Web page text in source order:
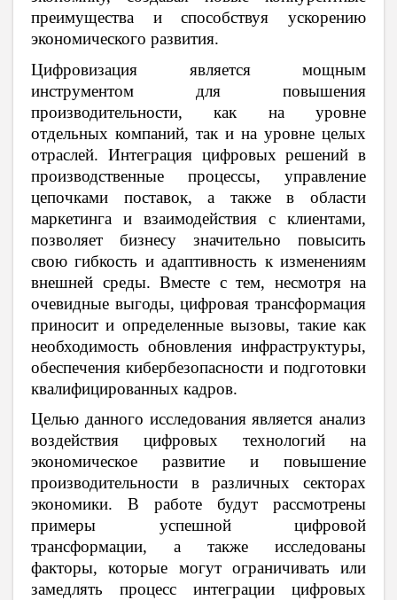
преимущества и способствуя ускорению
экономического развития.
Цифровизация является мощным
инструментом для повышения
производительности, как на уровне
отдельных компаний, так и на уровне целых
отраслей. Интеграция цифровых решений в
производственные процессы, управление
цепочками поставок, а также в области
маркетинга и взаимодействия с клиентами,
позволяет бизнесу значительно повысить
свою гибкость и адаптивность к изменениям
внешней среды. Вместе с тем, несмотря на
очевидные выгоды, цифровая трансформация
приносит и определенные вызовы, такие как
необходимость обновления инфраструктуры,
обеспечения кибербезопасности и подготовки
квалифицированных кадров.
Целью данного исследования является анализ
воздействия цифровых технологий на
экономическое развитие и повышение
производительности в различных секторах
экономики. В работе будут рассмотрены
примеры успешной цифровой
трансформации, а также исследованы
факторы, которые могут ограничивать или
замедлять процесс интеграции цифровых